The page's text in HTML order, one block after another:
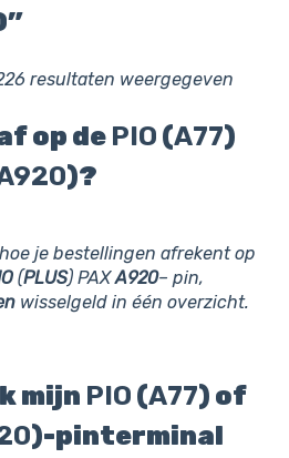
resultaten weergegeven
op de PIO (A77)
)?
je bestellingen afrekent op
(PLUS) PAXA920– pin,
wisselgeld in één overzicht.
mijn PIO (A77) of
)-pinterminal